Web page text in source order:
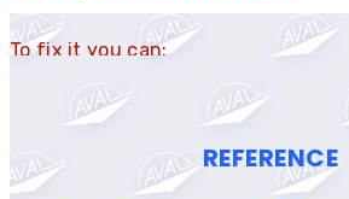
To fix it you can:
option:Put JS Includes To Body
2. Find the double jquery.js
REFERENCE